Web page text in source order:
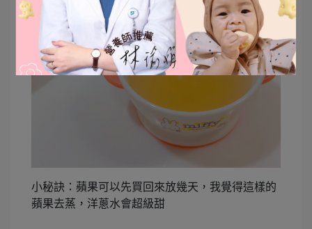
小秘訣：蘋果可以先買回來放幾天，我覺得這樣的
蘋果去蒸，洋蔥水會超級甜